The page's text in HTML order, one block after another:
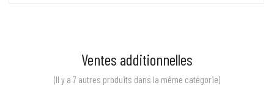
Ventes additionnelles
(Il y a 7 autres produits dans la même catégorie)